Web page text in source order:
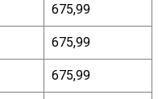
675,99
675,99
675,99